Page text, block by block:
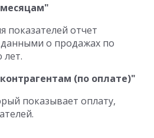
показателей отчет
о продажах по
лет.
(по оплате)"
показывает оплату,